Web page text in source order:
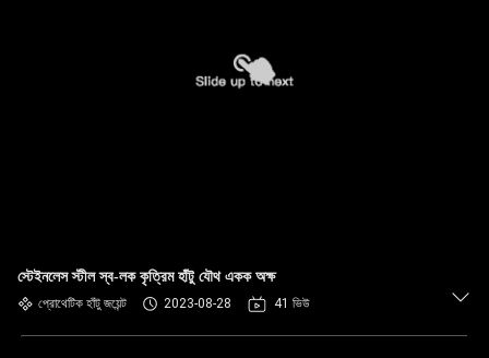
স্টেইনলেস স্টীল স্ব-লক কৃত্রিম হাঁটু যৌথ একক অক্ষ
প্রোথেটিক হাঁটু জয়েন্ট 2023-08-28 41 ভিউ